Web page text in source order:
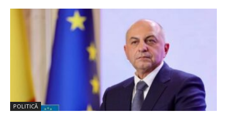
POLITICĂ